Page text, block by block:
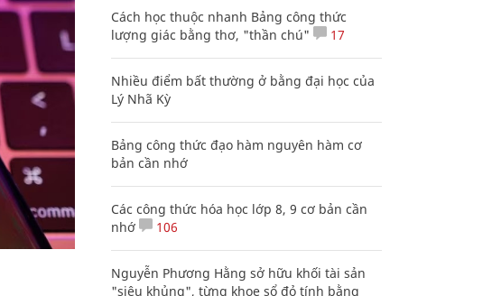
Cách học thuộc nhanh Bảng công thức
lượng giác bằng thơ, "thần chú"
17
Nhiều điểm bất thường ở bằng đại học của
Lý Nhã Kỳ
Bảng công thức đạo hàm nguyên hàm cơ
bản cần nhớ
Các công thức hóa học lớp 8, 9 cơ bản cần
nhớ
106
Nguyễn Phương Hằng sở hữu khối tài sản
"siêu khủng", từng khoe sổ đỏ tính bằng